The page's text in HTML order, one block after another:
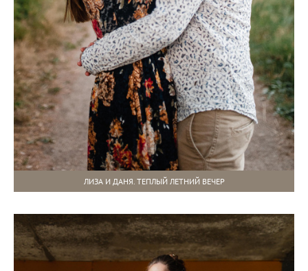
ЛИЗА И ДАНЯ. ТЕПЛЫЙ ЛЕТНИЙ ВЕЧЕР